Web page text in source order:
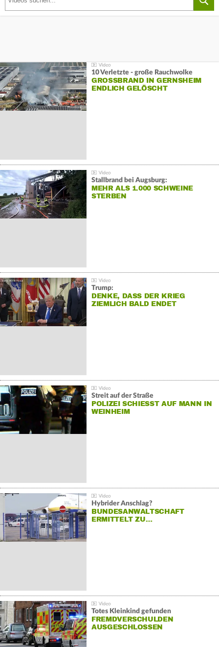
10 Verletzte - große Rauchwolke
GROSSBRAND IN GERNSHEIM E
NDLICH GELÖSCHT
Stallbrand bei Augsburg:
MEHR ALS 1.000 SCHWEINE
STERBEN
Trump:
DENKE, DASS DER KRIEG
ZIEMLICH BALD ENDET
Streit auf der Straße
POLIZEI SCHIESST AUF MANN IN W
EINHEIM
Hybrider Anschlag?
BUNDESANWALTSCHAFT
ERMITTELT ZU…
Totes Kleinkind gefunden
FREMDVERSCHULDEN
AUSGESCHLOSSEN